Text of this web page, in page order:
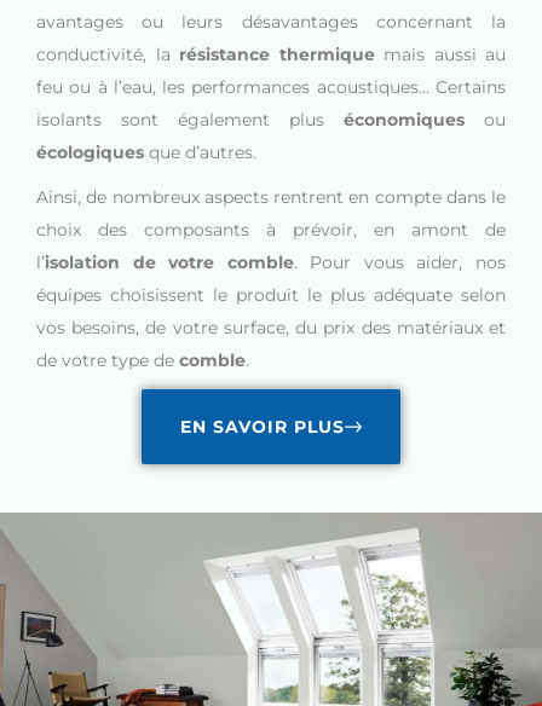
avantages ou leurs désavantages concernant la
conductivité, la résistance thermiquemais aussi au
feu ou à l’eau, les performances acoustiques… Certains
isolants sont également plus économiques ou
écologiques que d’autres.
Ainsi, de nombreux aspects rentrent en compte dans le
choix des composants à prévoir, en amont de
l’isolation de votre comble. Pour vous aider, nos
équipes choisissent le produit le plus adéquate selon
vos besoins, de votre surface, du prix des matériaux et
de votre type de comble.
EN SAVOIR PLUS